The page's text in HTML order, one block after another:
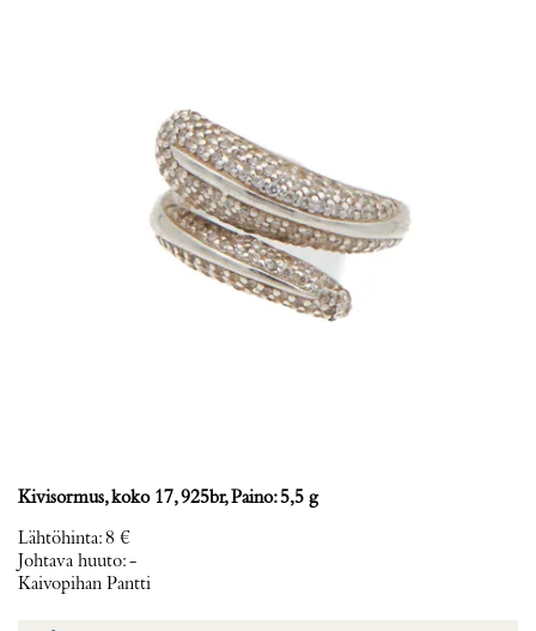
Kivisormus, koko 17, 925br, Paino: 5,5 g
Lähtöhinta:8 €
Johtava huuto:-
Kaivopihan Pantti